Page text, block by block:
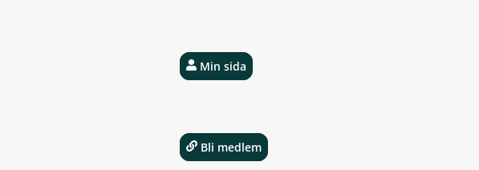
Min sida
Bli medlem